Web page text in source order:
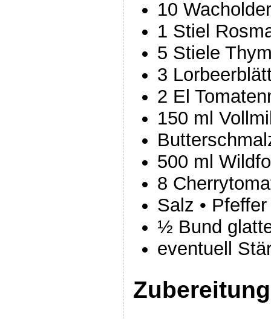
10
1 Stiel
5 Stiele
3
2 El
150 ml
500 ml
8
Salz • Pfeffer
½ Bund
eventuell